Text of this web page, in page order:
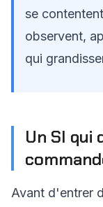
se
observent,
qui
Un SI qui
Avant d'entrer